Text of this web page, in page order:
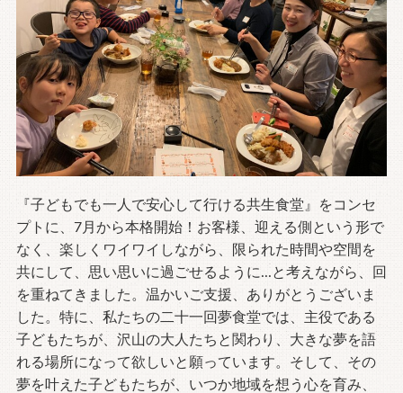
『子どもでも一人で安心して行ける共生食堂』をコンセ
プトに、7月から本格開始！お客様、迎える側という形で
なく、楽しくワイワイしながら、限られた時間や空間を
共にして、思い思いに過ごせるように...と考えながら、回
を重ねてきました。温かいご支援、ありがとうございま
した。特に、私たちの二十一回夢食堂では、主役である
子どもたちが、沢山の大人たちと関わり、大きな夢を語
れる場所になって欲しいと願っています。そして、その
夢を叶えた子どもたちが、いつか地域を想う心を育み、